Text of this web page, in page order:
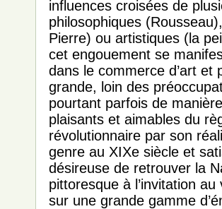
influences croisées de
philosophiques
Pierre) ou artistiques (la
cet engouement se
dans le commerce d’art et
grande, loin des
pourtant parfois de
plaisants et aimables du
révolutionnaire par son
genre au XIXe siècle et
désireuse de retrouver la
pittoresque à l’invitation
sur une grande gamme